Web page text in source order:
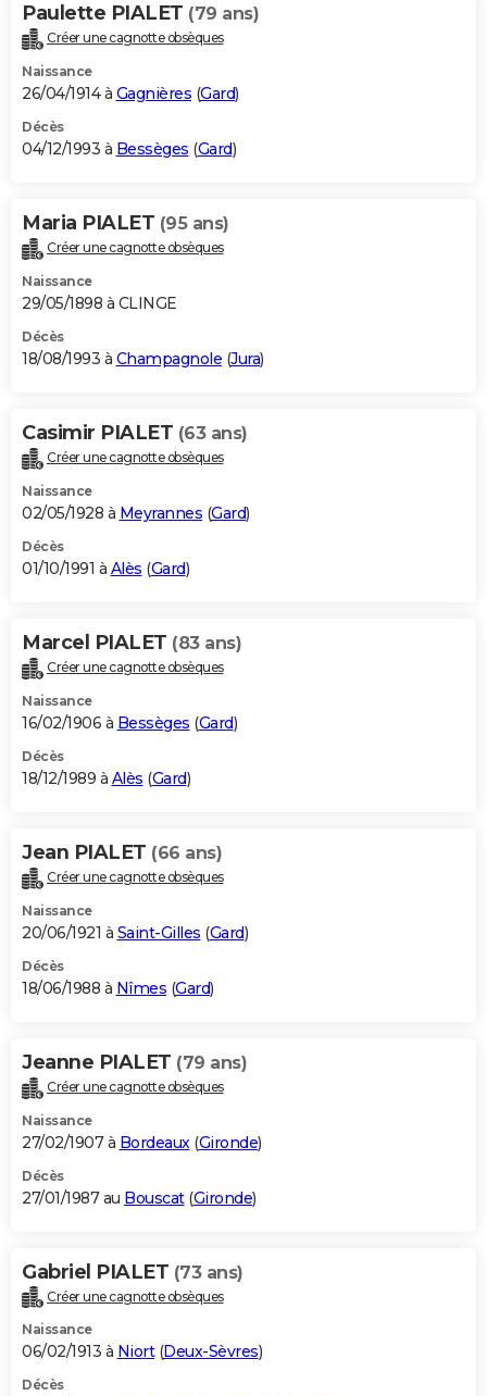
Paulette PIALET (79 ans)
Créer une cagnotte obsèques
Naissance
26/04/1914 à Gagnières (Gard)
Décès
04/12/1993 à Bessèges (Gard)
Maria PIALET (95 ans)
Créer une cagnotte obsèques
Naissance
29/05/1898 à CLINGE
Décès
18/08/1993 à Champagnole (Jura)
Casimir PIALET (63 ans)
Créer une cagnotte obsèques
Naissance
02/05/1928 à Meyrannes (Gard)
Décès
01/10/1991 à Alès (Gard)
Marcel PIALET (83 ans)
Créer une cagnotte obsèques
Naissance
16/02/1906 à Bessèges (Gard)
Décès
18/12/1989 à Alès (Gard)
Jean PIALET (66 ans)
Créer une cagnotte obsèques
Naissance
20/06/1921 à Saint-Gilles (Gard)
Décès
18/06/1988 à Nîmes (Gard)
Jeanne PIALET (79 ans)
Créer une cagnotte obsèques
Naissance
27/02/1907 à Bordeaux (Gironde)
Décès
27/01/1987 au Bouscat(Gironde)
Gabriel PIALET (73 ans)
Créer une cagnotte obsèques
Naissance
06/02/1913 à Niort(Deux-Sèvres)
Décès